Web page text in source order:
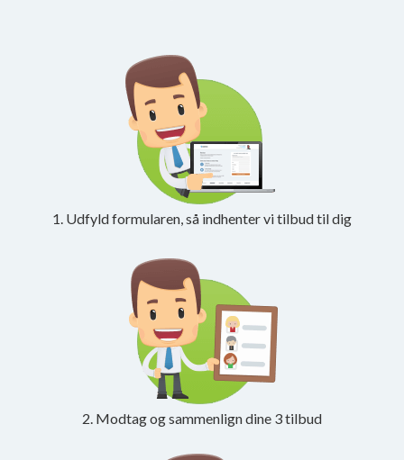
1. Udfyld formularen, så indhenter vi tilbud til dig
2. Modtag og sammenlign dine 3 tilbud